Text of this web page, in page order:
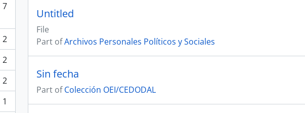
7
2
2
2
1
Untitled
File
Part ofArchivos Personales Políticos y Sociales
Sin fecha
Part ofColección OEI/CEDODAL